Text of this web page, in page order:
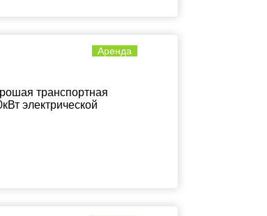
Аренда
транспортная
электрической